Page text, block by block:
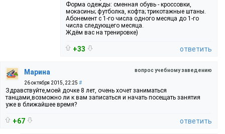
Форма одежды: сменная обувь - кроссовки,
мокасины; футболка, кофта; трикотажные штаны.
Абонемент с 1-го числа одного месяца до 1-го
числа следующего месяца.
Ждём вас на тренировке)
+33 ответить
вопрос учебному заведению
Марина
26 октября 2015, 22:25 #
Здравствуйте,моей дочке 8 лет, очень хочет заниматься
танцами,возможно ли к вам записаться и начать посещать занятия
уже в ближайшее время?
+67 ответить